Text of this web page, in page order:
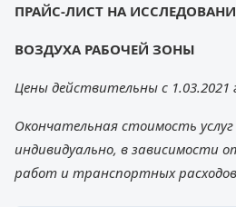
ПРАЙС-ЛИСТ НА
ВОЗДУХА РАБОЧЕЙ ЗОНЫ
Цены действительны с 1.03.2021
Окончательная стоимость
индивидуально, в зависимости
работ и транспортных